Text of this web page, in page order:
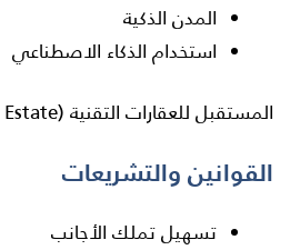
المدن الذكية
استخدام الذكاء الاصطناعي
المستقبل للعقارات التقنية (Smart Real Estate)
القوانين والتشريعات
تسهيل تملك الأجانب